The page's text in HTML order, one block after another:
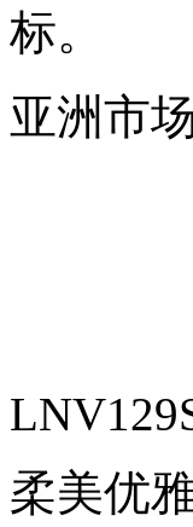
标。
亚洲市
柔美优